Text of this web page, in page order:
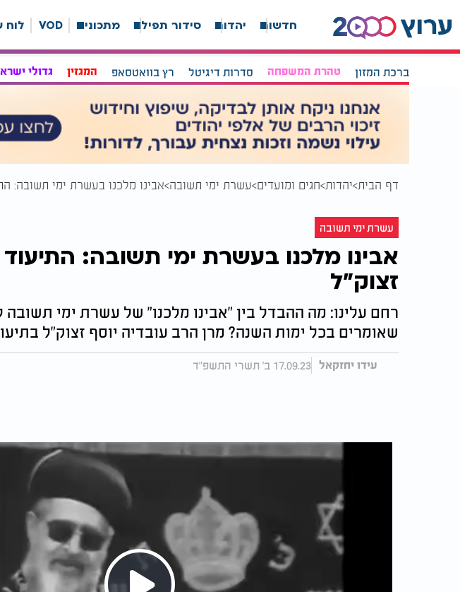
חדשות יהדות סידור תפילה מתכונים VOD לוח
ברכת המזון טהרת המשפחה סדרות דיגיטל רץ בוואטסאפ המגזין גדולי
דף הבית יהדות חגים ומועדים עשרת ימי תשובה אבינו מלכנו בעשרת ימי תשובה:
עשרת ימי תשובה
אבינו מלכנו בעשרת ימי תשובה:
זצוק"ל
רחם עלינו: מה ההבדל בין "אבינו מלכנו" של עשרת ימי תשובה
שאומרים בכל ימות השנה? מרן הרב עובדיה יוסף זצוק"ל בתיעוד לפני 50
עידו יחזקאל 17.09.23 ב' תשרי התשפ"ד